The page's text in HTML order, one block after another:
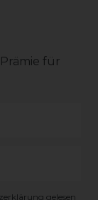
für
gelesen